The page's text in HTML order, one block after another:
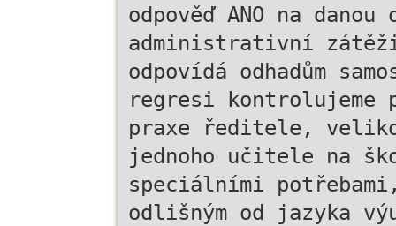
odpověď ANO na
administrativní
odpovídá odhadům
regresi
praxe ředitele,
jednoho učitele na
speciálními
odlišným od jazyka